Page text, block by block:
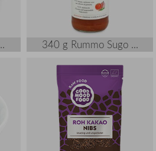
340 g Rummo Sugo ...